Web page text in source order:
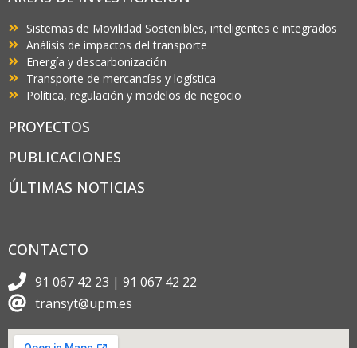
Sistemas de Movilidad Sostenibles, inteligentes e integrados
Análisis de impactos del transporte
Energía y descarbonización
Transporte de mercancías y logística
Política, regulación y modelos de negocio
PROYECTOS
PUBLICACIONES
ÚLTIMAS NOTICIAS
CONTACTO
91 067 42 23 | 91 067 42 22
transyt@upm.es